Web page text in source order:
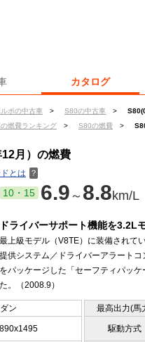
カタログ
ルボの中古車 > S80の中古車 >
燃費ランキング > S80の燃費 >
月）の燃費
とは ？
10・15 6.9 ～ 8.8km/L
ドライバーサポート機能を3.2L
最上級モデル（V8TE）に装備されて
提供システム／ドライバーアラート
をパッケージした「セーフティパッ
た。（2008.9）
ン 最高出力(馬
駆動方式